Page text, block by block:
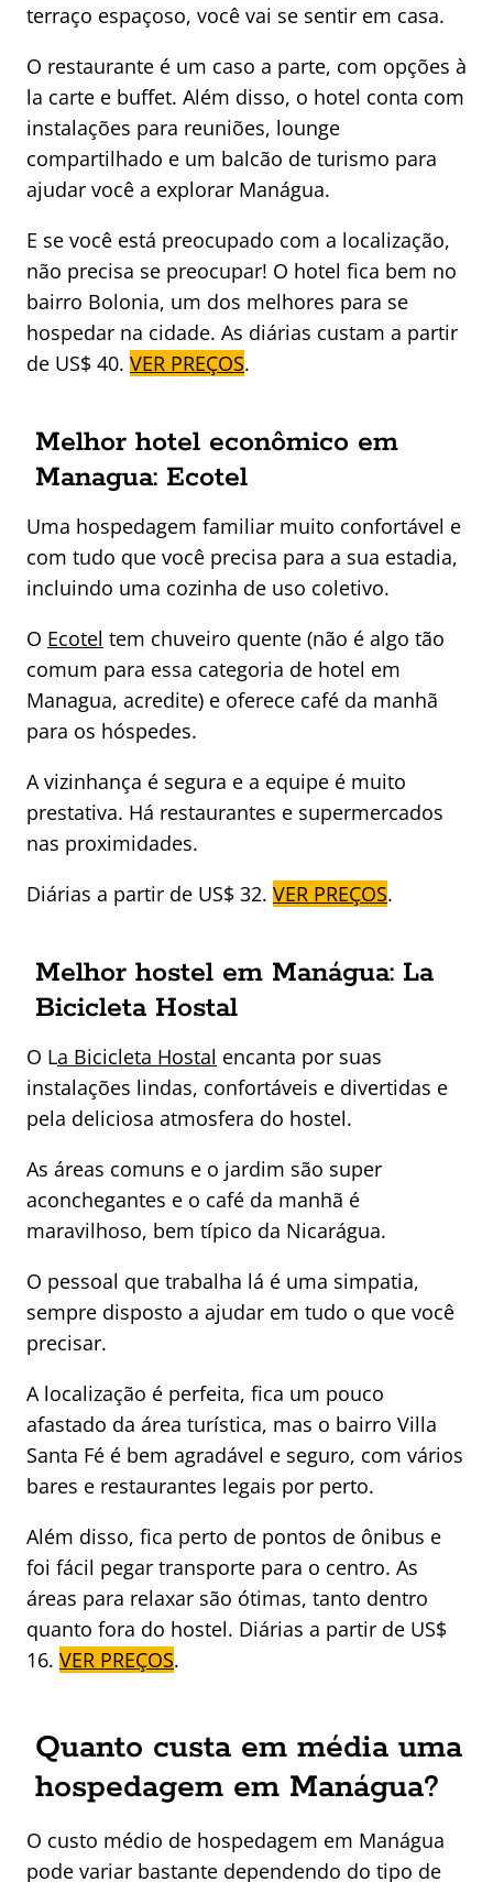
terraço espaçoso, você vai se sentir em casa.
O restaurante é um caso a parte, com opções à
la carte e buffet. Além disso, o hotel conta com
instalações para reuniões, lounge
compartilhado e um balcão de turismo para
ajudar você a explorar Manágua.
E se você está preocupado com a localização,
não precisa se preocupar! O hotel fica bem no
bairro Bolonia, um dos melhores para se
hospedar na cidade. As diárias custam a partir
de US$ 40. VER PREÇOS.
Melhor hotel econômico em
Managua: Ecotel
Uma hospedagem familiar muito confortável e
com tudo que você precisa para a sua estadia,
incluindo uma cozinha de uso coletivo.
O Ecotel tem chuveiro quente (não é algo tão
comum para essa categoria de hotel em
Managua, acredite) e oferece café da manhã
para os hóspedes.
A vizinhança é segura e a equipe é muito
prestativa. Há restaurantes e supermercados
nas proximidades.
Diárias a partir de US$ 32. VER PREÇOS.
Melhor hostel em Manágua: La
Bicicleta Hostal
O La Bicicleta Hostal encanta por suas
instalações lindas, confortáveis e divertidas e
pela deliciosa atmosfera do hostel.
As áreas comuns e o jardim são super
aconchegantes e o café da manhã é
maravilhoso, bem típico da Nicarágua.
O pessoal que trabalha lá é uma simpatia,
sempre disposto a ajudar em tudo o que você
precisar.
A localização é perfeita, fica um pouco
afastado da área turística, mas o bairro Villa
Santa Fé é bem agradável e seguro, com vários
bares e restaurantes legais por perto.
Além disso, fica perto de pontos de ônibus e
foi fácil pegar transporte para o centro. As
áreas para relaxar são ótimas, tanto dentro
quanto fora do hostel. Diárias a partir de US$
16. VER PREÇOS.
Quanto custa em média uma
hospedagem em Manágua?
O custo médio de hospedagem em Manágua
pode variar bastante dependendo do tipo de